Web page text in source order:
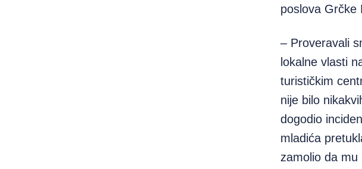
poslova Grčke
– Proveravali
lokalne vlasti
turističkim
nije bilo
dogodio
mladića
zamolio da